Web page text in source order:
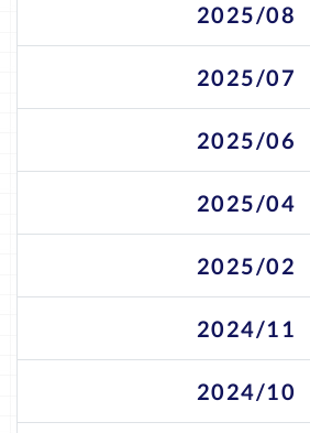
2025/08
2025/07
2025/06
2025/04
2025/02
2024/11
2024/10